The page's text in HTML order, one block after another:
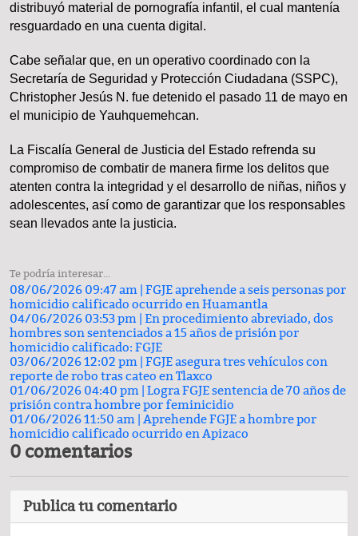
distribuyó material de pornografía infantil, el cual mantenía
resguardado en una cuenta digital.
Cabe señalar que, en un operativo coordinado con la
Secretaría de Seguridad y Protección Ciudadana (SSPC),
Christopher Jesús N. fue detenido el pasado 11 de mayo en
el municipio de Yauhquemehcan.
La Fiscalía General de Justicia del Estado refrenda su
compromiso de combatir de manera firme los delitos que
atenten contra la integridad y el desarrollo de niñas, niños y
adolescentes, así como de garantizar que los responsables
sean llevados ante la justicia.
Te podría interesar...
08/06/2026 09:47 am | FGJE aprehende a seis personas por
homicidio calificado ocurrido en Huamantla
04/06/2026 03:53 pm | En procedimiento abreviado, dos
hombres son sentenciados a 15 años de prisión por
homicidio calificado: FGJE
03/06/2026 12:02 pm | FGJE asegura tres vehículos con
reporte de robo tras cateo en Tlaxco
01/06/2026 04:40 pm | Logra FGJE sentencia de 70 años de
prisión contra hombre por feminicidio
01/06/2026 11:50 am | Aprehende FGJE a hombre por
homicidio calificado ocurrido en Apizaco
0 comentarios
Publica tu comentario